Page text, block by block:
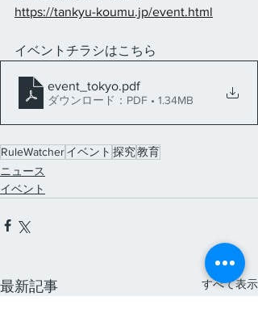
https://tankyu-koumu.jp/event.html
イベントチラシはこちら
event_tokyo.pdf
ダウンロード：PDF • 1.34MB
RuleWatcherイベント 探究教育
ニュース
イベント
最新記事 すべて表示